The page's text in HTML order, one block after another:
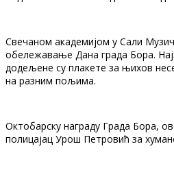
Свечаном академијом у Сали
обележавање Дана града Бора.
додељене су плакете за њихов
на разним пољима.
Октобарску награду Града Бора,
полицајац Урош Петровић за